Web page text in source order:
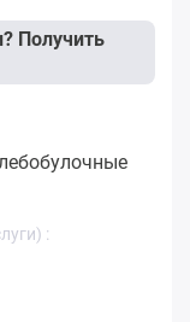
Получить
: